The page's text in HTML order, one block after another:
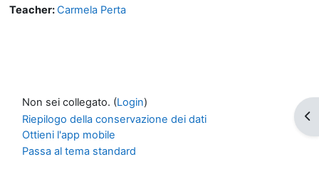
Teacher:Carmela Perta
Non sei collegato. (Login)
Riepilogo della conservazione dei dati
Ottieni l'app mobile
Passa al tema standard